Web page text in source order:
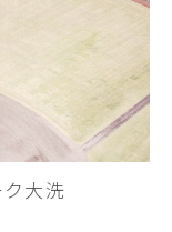
ク大洗